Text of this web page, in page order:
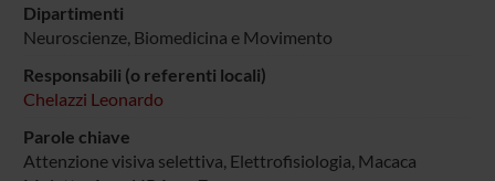
Dipartimenti
Neuroscienze, Biomedicina e Movimento
Responsabili (o referenti locali)
Chelazzi Leonardo
Parole chiave
Attenzione visiva selettiva, Elettrofisiologia, Macaca